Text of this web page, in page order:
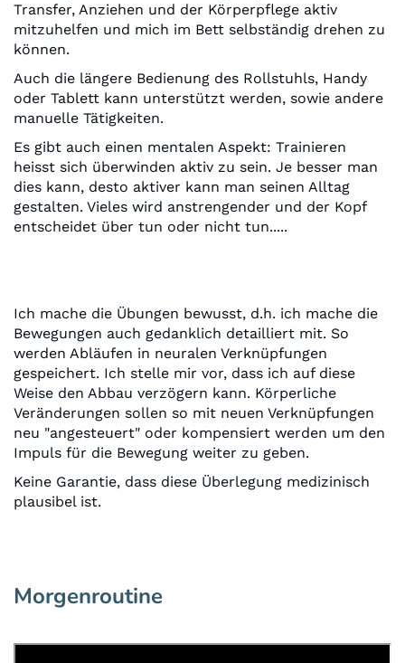
Transfer, Anziehen und der Körperpflege aktiv
mitzuhelfen und mich im Bett selbständig drehen zu
können.
Auch die längere Bedienung des Rollstuhls, Handy
oder Tablett kann unterstützt werden, sowie andere
manuelle Tätigkeiten.
Es gibt auch einen mentalen Aspekt: Trainieren
heisst sich überwinden aktiv zu sein. Je besser man
dies kann, desto aktiver kann man seinen Alltag
gestalten. Vieles wird anstrengender und der Kopf
entscheidet über tun oder nicht tun.....
Ich mache die Übungen bewusst, d.h. ich mache die
Bewegungen auch gedanklich detailliert mit. So
werden Abläufen in neuralen Verknüpfungen
gespeichert. Ich stelle mir vor, dass ich auf diese
Weise den Abbau verzögern kann. Körperliche
Veränderungen sollen so mit neuen Verknüpfungen
neu "angesteuert" oder kompensiert werden um den
Impuls für die Bewegung weiter zu geben.
Keine Garantie, dass diese Überlegung medizinisch
plausibel ist.
Morgenroutine